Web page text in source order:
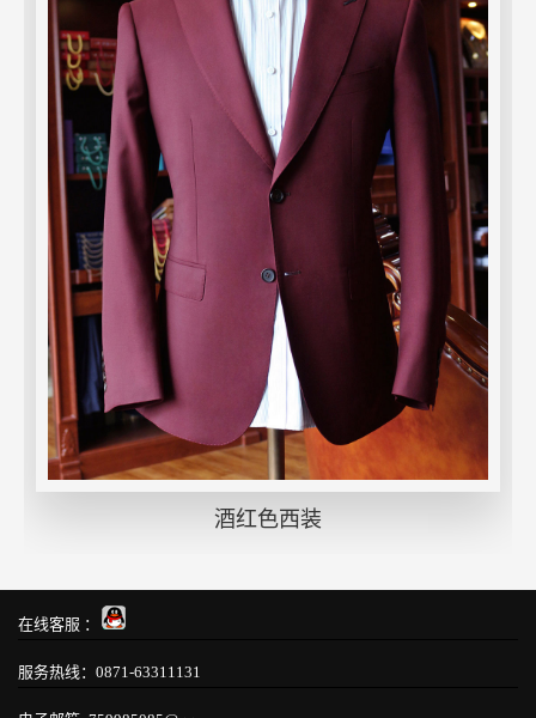
酒红色西装
在线客服 ：
服务热线：0871-63311131